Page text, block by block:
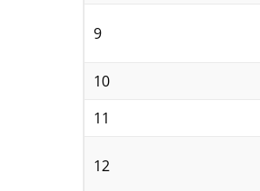
9
10
11
12